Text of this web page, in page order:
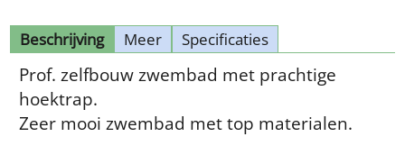
Beschrijving Meer Specificaties
Prof. zelfbouw zwembad met prachtige
hoektrap.
Zeer mooi zwembad met top materialen.